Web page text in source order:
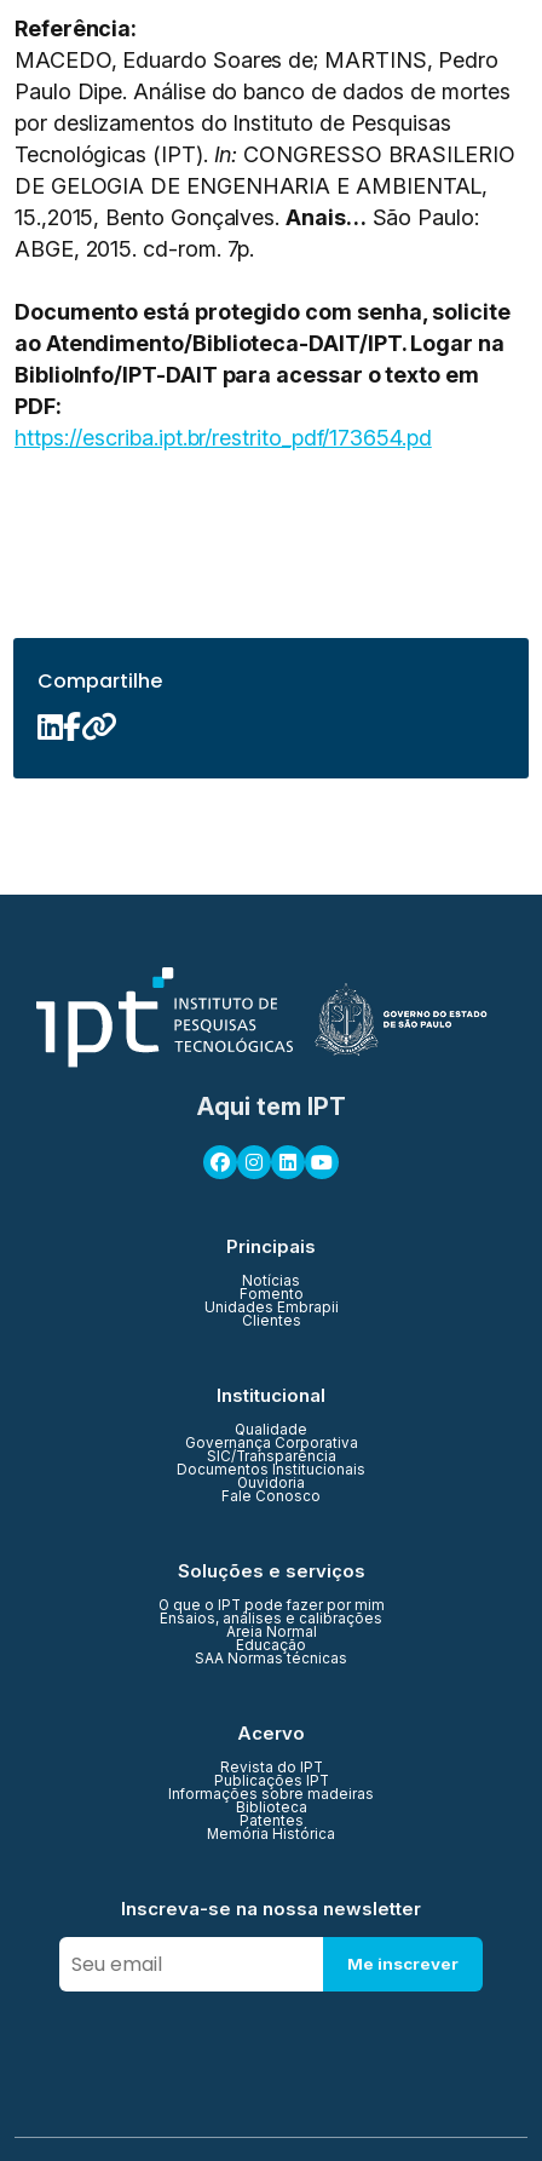
Referência:
MACEDO, Eduardo Soares de; MARTINS, Pedro
Paulo Dipe. Análise do banco de dados de mortes
por deslizamentos do Instituto de Pesquisas
Tecnológicas (IPT). In: CONGRESSO BRASILERIO
DE GELOGIA DE ENGENHARIA E AMBIENTAL,
15.,2015, Bento Gonçalves.Anais… São Paulo:
ABGE, 2015. cd-rom. 7p.
Documento está protegido com senha, solicite
ao Atendimento/Biblioteca-DAIT/IPT. Logar na
BiblioInfo/IPT-DAIT para acessar o texto em
PDF:
https://escriba.ipt.br/restrito_pdf/173654.pd
Compartilhe
Aqui tem IPT
Principais
Notícias
Fomento
Unidades Embrapii
Clientes
Institucional
Qualidade
Governança Corporativa
SIC/Transparência
Documentos Institucionais
Ouvidoria
Fale Conosco
Soluções e serviços
O que o IPT pode fazer por mim
Ensaios, análises e calibrações
Areia Normal
Educação
SAA Normas técnicas
Acervo
Revista do IPT
Publicações IPT
Informações sobre madeiras
Biblioteca
Patentes
Memória Histórica
Inscreva-se na nossa newsletter
Me inscrever